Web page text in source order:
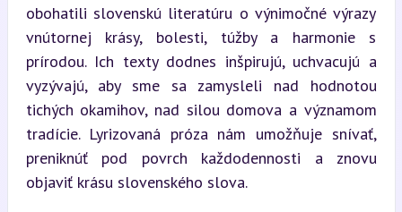
obohatili slovenskú literatúru o výnimočné výrazy
vnútornej krásy, bolesti, túžby a harmonie s
prírodou. Ich texty dodnes inšpirujú, uchvacujú a
vyzývajú, aby sme sa zamysleli nad hodnotou
tichých okamihov, nad silou domova a významom
tradície. Lyrizovaná próza nám umožňuje snívať,
preniknúť pod povrch každodennosti a znovu
objaviť krásu slovenského slova.